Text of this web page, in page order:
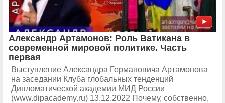
Александр Артамонов: Роль Ватикана в
современной мировой политике. Часть
первая
Выступление Александра Германовича Артамонова
на заседании Клуба глобальных тенденций
Дипломатической академии МИД России
(www.dipacademy.ru) 13.12.2022 Почему, собственно,